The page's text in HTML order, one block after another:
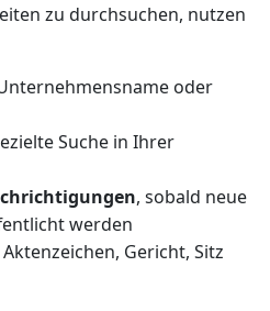
zu durchsuchen, nutzen
oder
Suche in Ihrer
, sobald neue
werden
Gericht, Sitz